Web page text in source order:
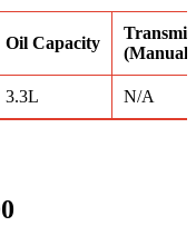
Oil Capacity
3.3L N/A